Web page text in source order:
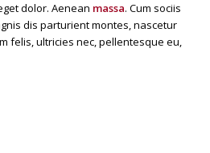
dolor. Aenean massa. Cum sociis
dis parturient montes, nascetur
felis, ultricies nec, pellentesque eu,